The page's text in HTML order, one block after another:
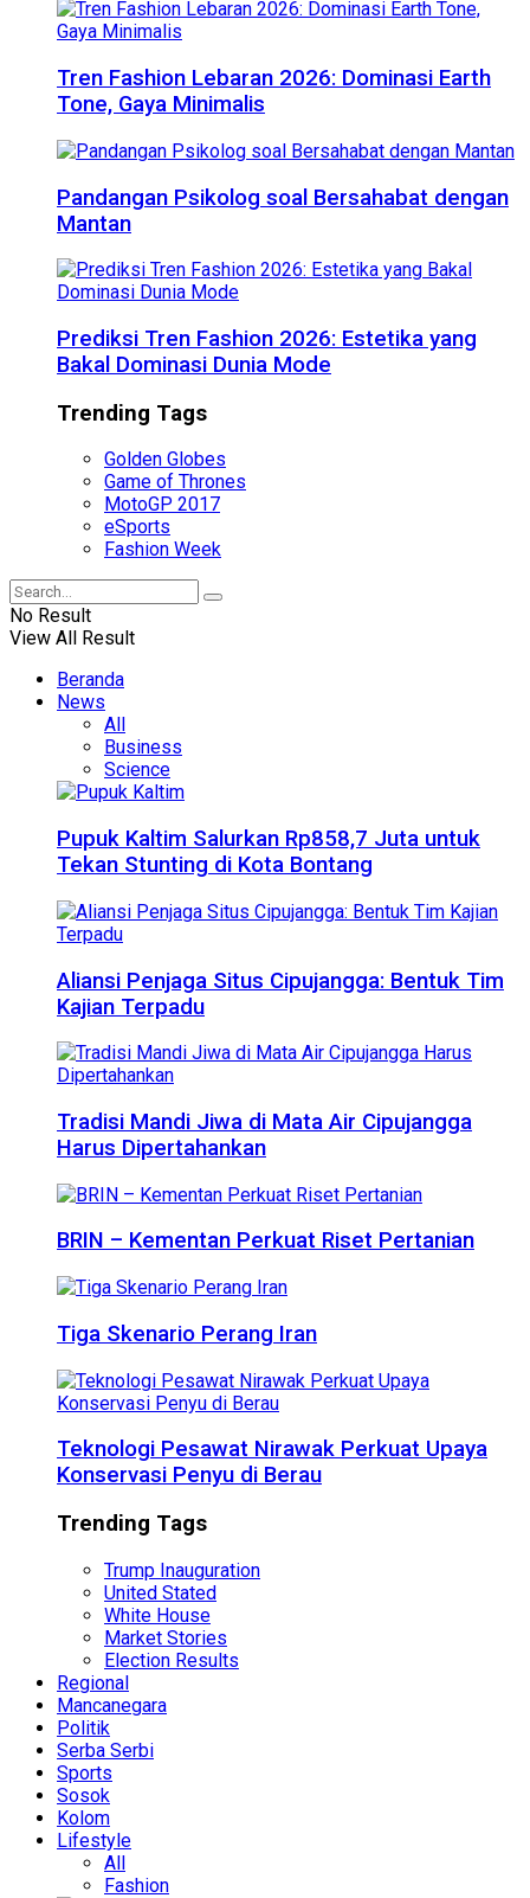
Tren Fashion Lebaran 2026: Dominasi Earth
Tone, Gaya Minimalis
Pandangan Psikolog soal Bersahabat dengan
Mantan
Prediksi Tren Fashion 2026: Estetika yang
Bakal Dominasi Dunia Mode
Trending Tags
Golden Globes
Game of Thrones
MotoGP 2017
eSports
Fashion Week
No Result
View All Result
Beranda
News
All
Business
Science
Pupuk Kaltim Salurkan Rp858,7 Juta untuk
Tekan Stunting di Kota Bontang
Aliansi Penjaga Situs Cipujangga: Bentuk Tim
Kajian Terpadu
Tradisi Mandi Jiwa di Mata Air Cipujangga
Harus Dipertahankan
BRIN – Kementan Perkuat Riset Pertanian
Tiga Skenario Perang Iran
Teknologi Pesawat Nirawak Perkuat Upaya
Konservasi Penyu di Berau
Trending Tags
Trump Inauguration
United Stated
White House
Market Stories
Election Results
Regional
Mancanegara
Politik
Serba Serbi
Sports
Sosok
Kolom
Lifestyle
All
Fashion